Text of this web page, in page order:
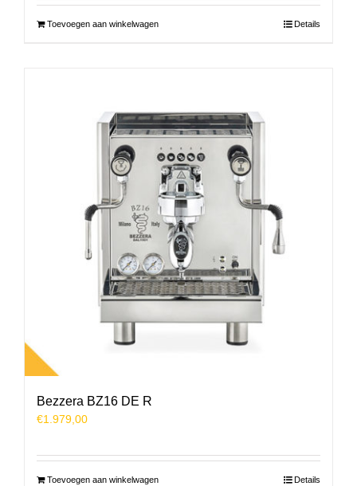
Toevoegen aan winkelwagen Details
Bezzera BZ16 DE R
€1.979,00
Toevoegen aan winkelwagen Details